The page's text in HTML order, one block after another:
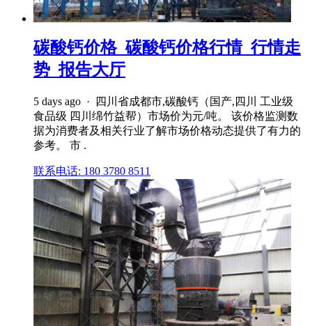
碳酸钙价格_碳酸钙价格行情_行情走
势_报告大厅
5 days ago · 四川省成都市,碳酸钙（国产,四川 工业级
食品级 四川绵竹益帮）市场价为元/吨。 该价格监测数
据为消费者及相关行业了解市场价格动态提供了有力的
参考。 市 .
联系电话: 180 3780 8511